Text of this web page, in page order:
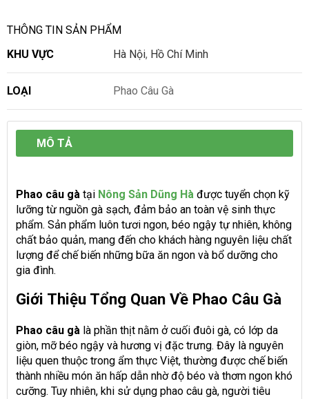
THÔNG TIN SẢN PHẨM
KHU VỰC
Hà Nội, Hồ Chí Minh
LOẠI Phao Câu Gà
MÔ TẢ
Phao câu gà tại Nông Sản Dũng Hà được tuyển chọn kỹ
lưỡng từ nguồn gà sạch, đảm bảo an toàn vệ sinh thực
phẩm. Sản phẩm luôn tươi ngon, béo ngậy tự nhiên, không
chất bảo quản, mang đến cho khách hàng nguyên liệu chất
lượng để chế biến những bữa ăn ngon và bổ dưỡng cho
gia đình.
Giới Thiệu Tổng Quan Về Phao Câu Gà
Phao câu gà là phần thịt nằm ở cuối đuôi gà, có lớp da
giòn, mỡ béo ngậy và hương vị đặc trưng. Đây là nguyên
liệu quen thuộc trong ẩm thực Việt, thường được chế biến
thành nhiều món ăn hấp dẫn nhờ độ béo và thơm ngon khó
cưỡng. Tuy nhiên, khi sử dụng phao câu gà, người tiêu